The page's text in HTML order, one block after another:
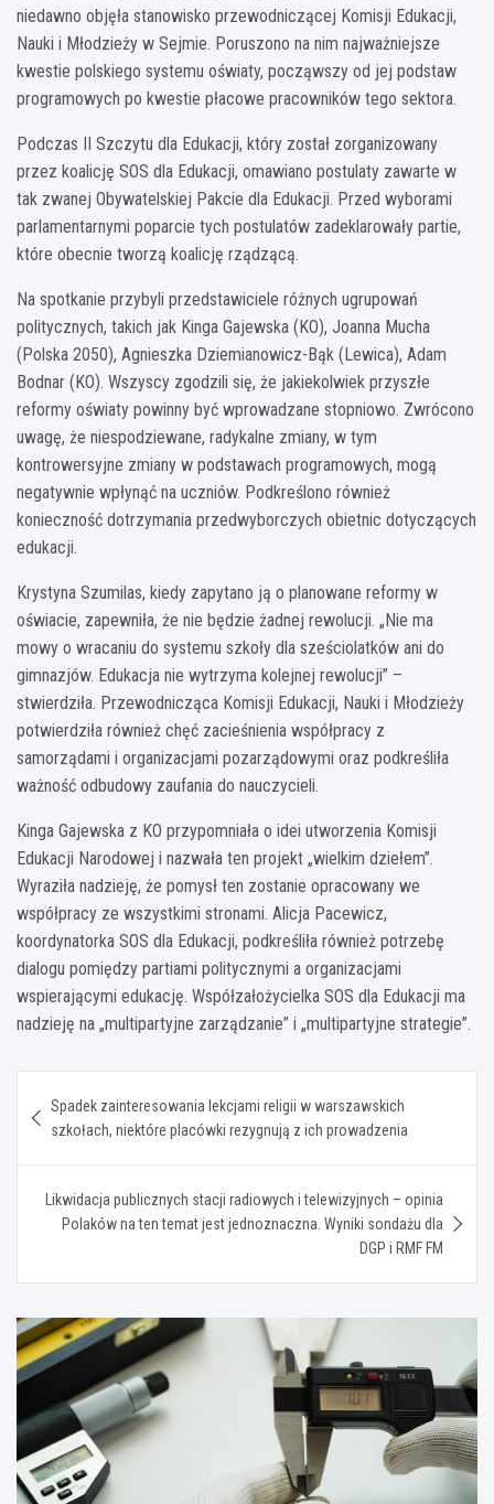
niedawno objęła stanowisko przewodniczącej Komisji Edukacji,
Nauki i Młodzieży w Sejmie. Poruszono na nim najważniejsze
kwestie polskiego systemu oświaty, począwszy od jej podstaw
programowych po kwestie płacowe pracowników tego sektora.
Podczas II Szczytu dla Edukacji, który został zorganizowany
przez koalicję SOS dla Edukacji, omawiano postulaty zawarte w
tak zwanej Obywatelskiej Pakcie dla Edukacji. Przed wyborami
parlamentarnymi poparcie tych postulatów zadeklarowały partie,
które obecnie tworzą koalicję rządzącą.
Na spotkanie przybyli przedstawiciele różnych ugrupowań
politycznych, takich jak Kinga Gajewska (KO), Joanna Mucha
(Polska 2050), Agnieszka Dziemianowicz-Bąk (Lewica), Adam
Bodnar (KO). Wszyscy zgodzili się, że jakiekolwiek przyszłe
reformy oświaty powinny być wprowadzane stopniowo. Zwrócono
uwagę, że niespodziewane, radykalne zmiany, w tym
kontrowersyjne zmiany w podstawach programowych, mogą
negatywnie wpłynąć na uczniów. Podkreślono również
konieczność dotrzymania przedwyborczych obietnic dotyczących
edukacji.
Krystyna Szumilas, kiedy zapytano ją o planowane reformy w
oświacie, zapewniła, że nie będzie żadnej rewolucji. „Nie ma
mowy o wracaniu do systemu szkoły dla sześciolatków ani do
gimnazjów. Edukacja nie wytrzyma kolejnej rewolucji” –
stwierdziła. Przewodnicząca Komisji Edukacji, Nauki i Młodzieży
potwierdziła również chęć zacieśnienia współpracy z
samorządami i organizacjami pozarządowymi oraz podkreśliła
ważność odbudowy zaufania do nauczycieli.
Kinga Gajewska z KO przypomniała o idei utworzenia Komisji
Edukacji Narodowej i nazwała ten projekt „wielkim dziełem”.
Wyraziła nadzieję, że pomysł ten zostanie opracowany we
współpracy ze wszystkimi stronami. Alicja Pacewicz,
koordynatorka SOS dla Edukacji, podkreśliła również potrzebę
dialogu pomiędzy partiami politycznymi a organizacjami
wspierającymi edukację. Współzałożycielka SOS dla Edukacji ma
nadzieję na „multipartyjne zarządzanie” i „multipartyjne strategie”.
wpisu
Spadek zainteresowania lekcjami religii w warszawskich
szkołach, niektóre placówki rezygnują z ich prowadzenia
Likwidacja publicznych stacji radiowych i telewizyjnych – opinia
Polaków na ten temat jest jednoznaczna. Wyniki sondażu dla
DGP i RMF FM